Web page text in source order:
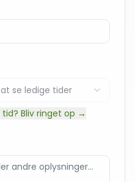
se ledige tider
Bliv ringet op →